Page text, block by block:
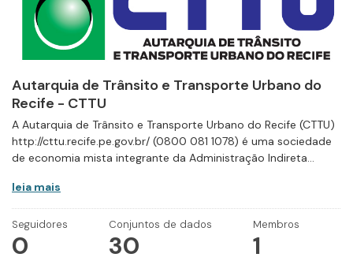
Autarquia de Trânsito e Transporte Urbano do
Recife - CTTU
A Autarquia de Trânsito e Transporte Urbano do Recife (CTTU)
http://cttu.recife.pe.gov.br/ (0800 081 1078) é uma sociedade
de economia mista integrante da Administração Indireta...
leia mais
Seguidores
0
Conjuntos de dados
30
Membros
1